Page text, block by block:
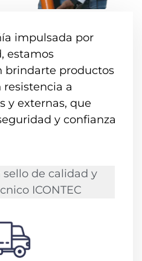
impulsada por
estamos
brindarte productos
a
y externas, que
y confianza
sello de calidad y
ICONTEC